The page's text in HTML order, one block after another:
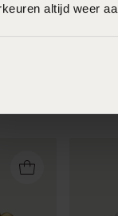
altijd weer
jou